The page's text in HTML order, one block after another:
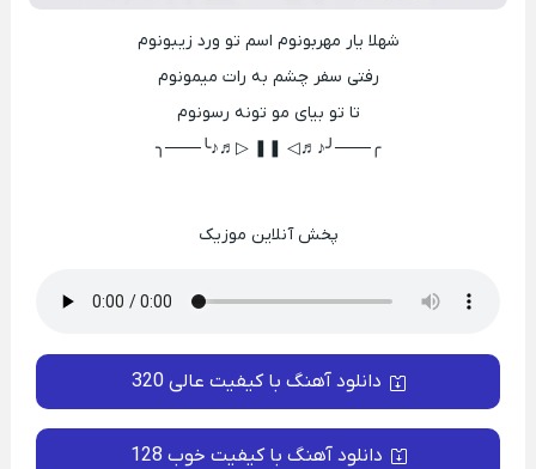
شهلا یار مهربونوم اسم تو ورد زیبونوم
رفتی سفر چشم به رات میمونوم
تا تو بیای مو تونه رسونوم
╭───╯♪♬◁ ❚❚ ▷♬♪╰───╮
پخش آنلاین موزیک
دانلود آهنگ با کیفیت عالی 320
دانلود آهنگ با کیفیت خوب 128